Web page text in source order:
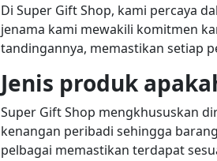
Di Super Gift Shop, kami percaya
jenama kami mewakili komitmen
tandingannya, memastikan setiap
Jenis produk
Super Gift Shop mengkhususkan
kenangan peribadi sehingga
pelbagai memastikan terdapat